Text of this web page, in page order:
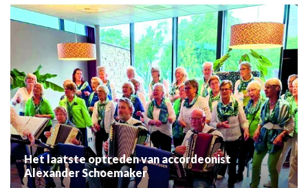
Het laatste optreden van accordeonist
Alexander Schoemaker